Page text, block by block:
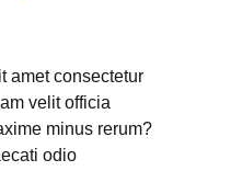
amet consectetur
velit officia
minus rerum?
odio